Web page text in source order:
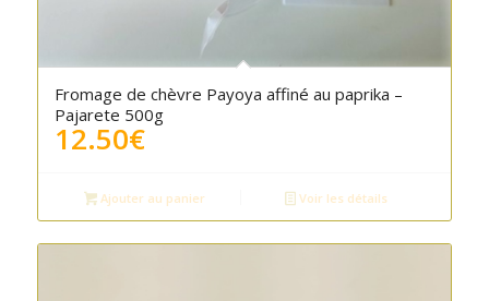
Fromage de chèvre Payoya affiné au paprika –
Pajarete 500g
12.50€
Ajouter au panier Voir les détails